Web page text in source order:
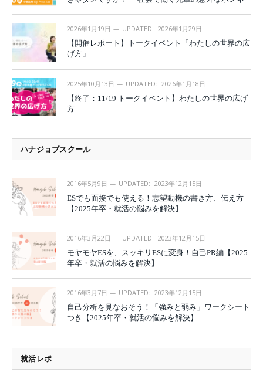
2026年1月19日 UPDATED: 2026年1月29日
【開催レポート】トークイベント「わたしの世界の広
げ方」
2025年10月13日 UPDATED: 2026年1月18日
【終了：11/19 トークイベント】わたしの世界の広げ
方
ハナジョブスクール
2016年5月9日 UPDATED: 2023年12月15日
ESでも面接でも使える！志望動機の書き方、伝え方
【2025年卒・就活の悩みを解決】
2016年3月22日 UPDATED: 2023年12月15日
モヤモヤESを、スッキリESに変身！自己PR編【2025
年卒・就活の悩みを解決】
2016年3月7日 UPDATED: 2023年12月15日
自己分析を見なおそう！「強みと弱み」ワークシート
つき【2025年卒・就活の悩みを解決】
就活レポ